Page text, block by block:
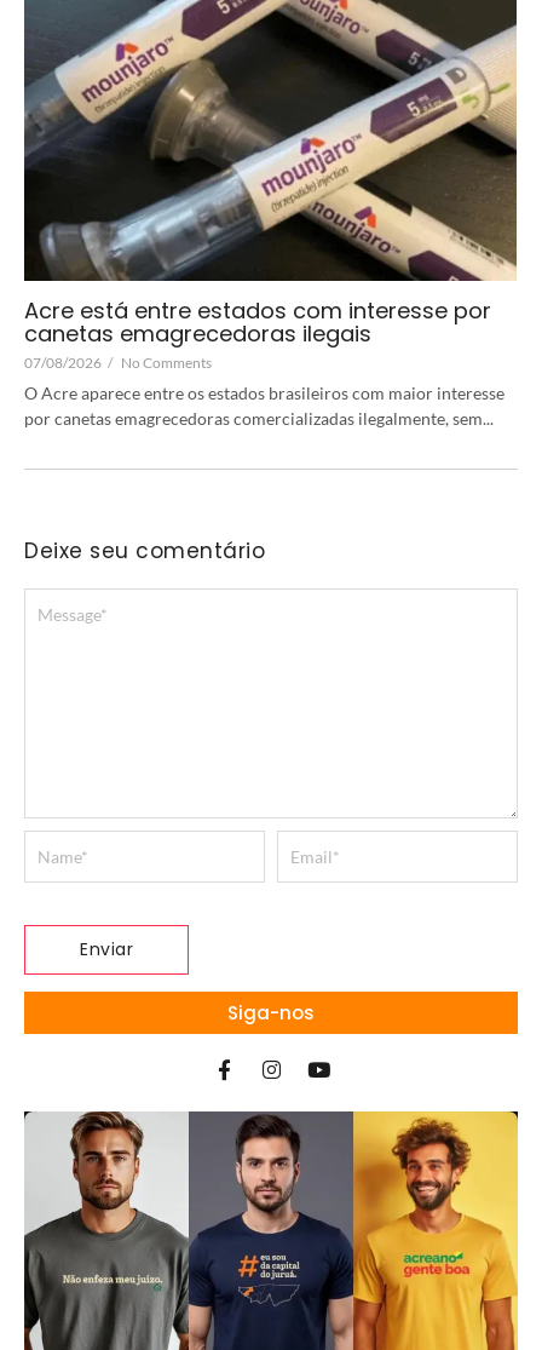
Acre está entre estados com interesse por
canetas emagrecedoras ilegais
07/08/2026 / No Comments
O Acre aparece entre os estados brasileiros com maior interesse
por canetas emagrecedoras comercializadas ilegalmente, sem...
Deixe seu comentário
Siga-nos